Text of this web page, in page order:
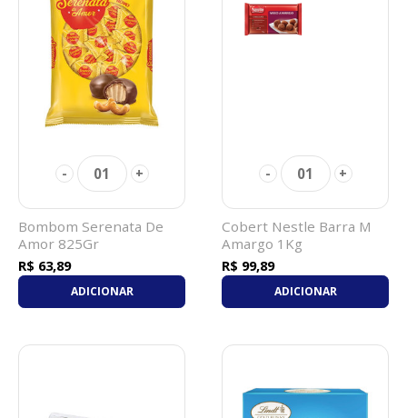
- 01 +
Bombom Serenata De
Amor 825Gr
R$ 63,89
ADICIONAR
- 01 +
Cobert Nestle Barra M
Amargo 1Kg
R$ 99,89
ADICIONAR